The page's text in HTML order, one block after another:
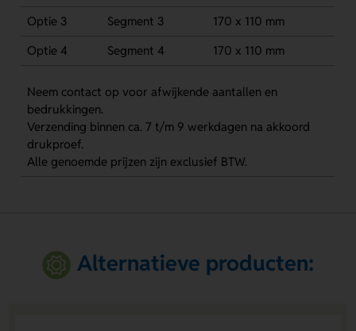
Optie 3
Segment 3
170 x 110 mm
Optie 4
Segment 4 170 x 110 mm
Neem contact op voor afwijkende aantallen en
bedrukkingen.
Verzending binnen ca. 7 t/m 9 werkdagen na akkoord
drukproef.
Alle genoemde prijzen zijn exclusief BTW.
Alternatieve producten: